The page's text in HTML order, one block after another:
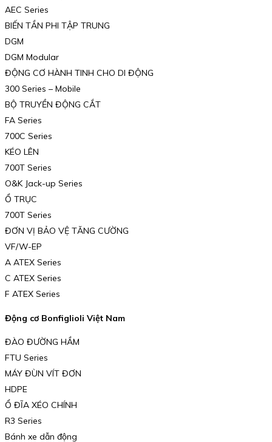
AEC Series
BIẾN TẦN PHI TẬP TRUNG
DGM
DGM Modular
ĐỘNG CƠ HÀNH TINH CHO DI ĐỘNG
300 Series – Mobile
BỘ TRUYỀN ĐỘNG CẮT
FA Series
700C Series
KÉO LÊN
700T Series
O&K Jack-up Series
Ổ TRỤC
700T Series
ĐƠN VỊ BẢO VỆ TĂNG CƯỜNG
VF/W-EP
A ATEX Series
C ATEX Series
F ATEX Series
Động cơ Bonfiglioli Việt Nam
ĐÀO ĐƯỜNG HẦM
FTU Series
MÁY ĐÙN VÍT ĐƠN
HDPE
Ổ ĐĨA XÉO CHÍNH
R3 Series
Bánh xe dẫn động